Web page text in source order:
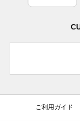
ご利用ガイド